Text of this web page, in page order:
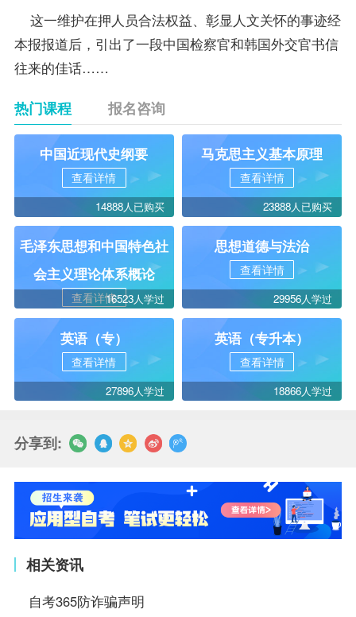
这一维护在押人员合法权益、彰显人文关怀的事迹经
本报报道后，引出了一段中国检察官和韩国外交官书信
往来的佳话……
热门课程 报名咨询
中国近现代史纲要
查看详情
14888人已购买
马克思主义基本原理
查看详情
23888人已购买
毛泽东思想和中国特色社
会主义理论体系概论
查看详情16523人学过
思想道德与法治
查看详情
29956人学过
英语（专）
查看详情
27896人学过
英语（专升本）
查看详情
18866人学过
分享到:
相关资讯
自考365防诈骗声明